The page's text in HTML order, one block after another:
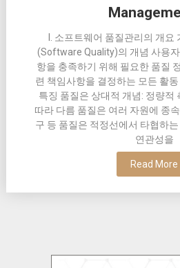
I. 소프트웨어 품질관리의 개요
(Software Quality)의 개념 사용
항을 충족하기 위해 필요한 품질
련 책임사항을 결정하는 모든 활
특징 품질은 상대적 개념: 정량적
따라 다름 품질은 여러 자원에 종
구 등 품질은 적정선에서 타협하
연관성을
Read More